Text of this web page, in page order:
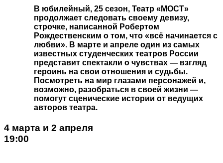
В юбилейный, 25 сезон, Театр «МОСТ»
продолжает следовать своему девизу,
строчке, написанной Робертом
Рождественским о том, что «всё начинается с
любви». В марте и апреле один из самых
известных студенческих театров России
представит спектакли о чувствах — взгляд
героинь на свои отношения и судьбы.
Посмотреть на мир глазами персонажей и,
возможно, разобраться в своей жизни —
помогут сценические истории от ведущих
авторов театра.
4 марта и 2 апреля
19:00